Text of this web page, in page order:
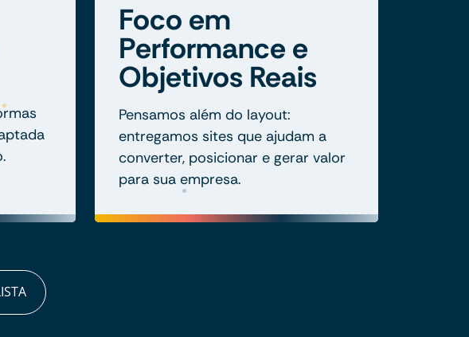
Foco em
Performance e
Objetivos Reais
Pensamos além do layout:
entregamos sites que ajudam a
converter, posicionar e gerar valor
para sua empresa.